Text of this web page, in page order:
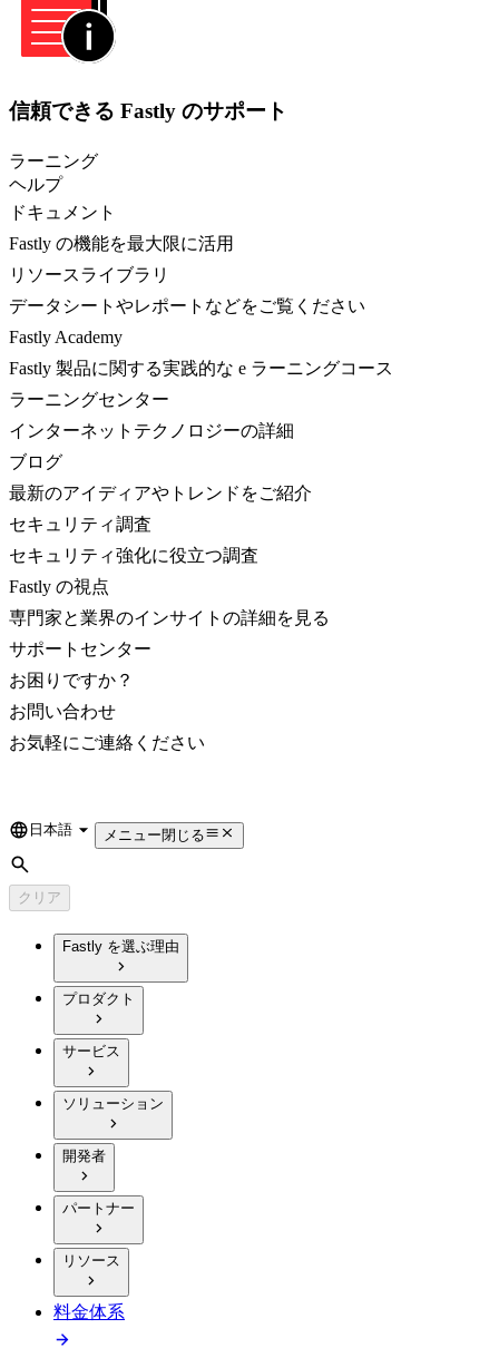
信頼できる Fastly のサポート
ラーニング
ヘルプ
ドキュメント
Fastly の機能を最大限に活用
リソースライブラリ
データシートやレポートなどをご覧ください
Fastly Academy
Fastly 製品に関する実践的な e ラーニングコース
ラーニングセンター
インターネットテクノロジーの詳細
ブログ
最新のアイディアやトレンドをご紹介
セキュリティ調査
セキュリティ強化に役立つ調査
Fastly の視点
専門家と業界のインサイトの詳細を見る
サポートセンター
お困りですか？
お問い合わせ
お気軽にご連絡ください
Language
日本語 メニュー閉じる
検索
クリア
Fastly を選ぶ理由
プロダクト
サービス
ソリューション
開発者
パートナー
リソース
料金体系